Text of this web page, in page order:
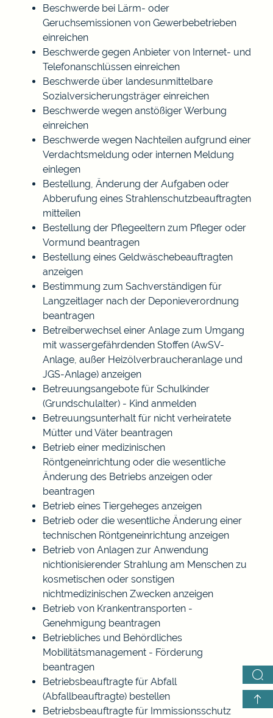
Beschwerde bei Lärm- oder
Geruchsemissionen von Gewerbebetrieben
einreichen
Beschwerde gegen Anbieter von Internet- und
Telefonanschlüssen einreichen
Beschwerde über landesunmittelbare
Sozialversicherungsträger einreichen
Beschwerde wegen anstößiger Werbung
einreichen
Beschwerde wegen Nachteilen aufgrund einer
Verdachtsmeldung oder internen Meldung
einlegen
Bestellung, Änderung der Aufgaben oder
Abberufung eines Strahlenschutzbeauftragten
mitteilen
Bestellung der Pflegeeltern zum Pfleger oder
Vormund beantragen
Bestellung eines Geldwäschebeauftragten
anzeigen
Bestimmung zum Sachverständigen für
Langzeitlager nach der Deponieverordnung
beantragen
Betreiberwechsel einer Anlage zum Umgang
mit wassergefährdenden Stoffen (AwSV-
Anlage, außer Heizölverbraucheranlage und
JGS-Anlage) anzeigen
Betreuungsangebote für Schulkinder
(Grundschulalter) - Kind anmelden
Betreuungsunterhalt für nicht verheiratete
Mütter und Väter beantragen
Betrieb einer medizinischen
Röntgeneinrichtung oder die wesentliche
Änderung des Betriebs anzeigen oder
beantragen
Betrieb eines Tiergeheges anzeigen
Betrieb oder die wesentliche Änderung einer
technischen Röntgeneinrichtung anzeigen
Betrieb von Anlagen zur Anwendung
nichtionisierender Strahlung am Menschen zu
kosmetischen oder sonstigen
nichtmedizinischen Zwecken anzeigen
Betrieb von Krankentransporten -
Genehmigung beantragen
Betriebliches und Behördliches
Mobilitätsmanagement - Förderung
beantragen
Betriebsbeauftragte für Abfall
(Abfallbeauftragte) bestellen
Betriebsbeauftragte für Immissionsschutz